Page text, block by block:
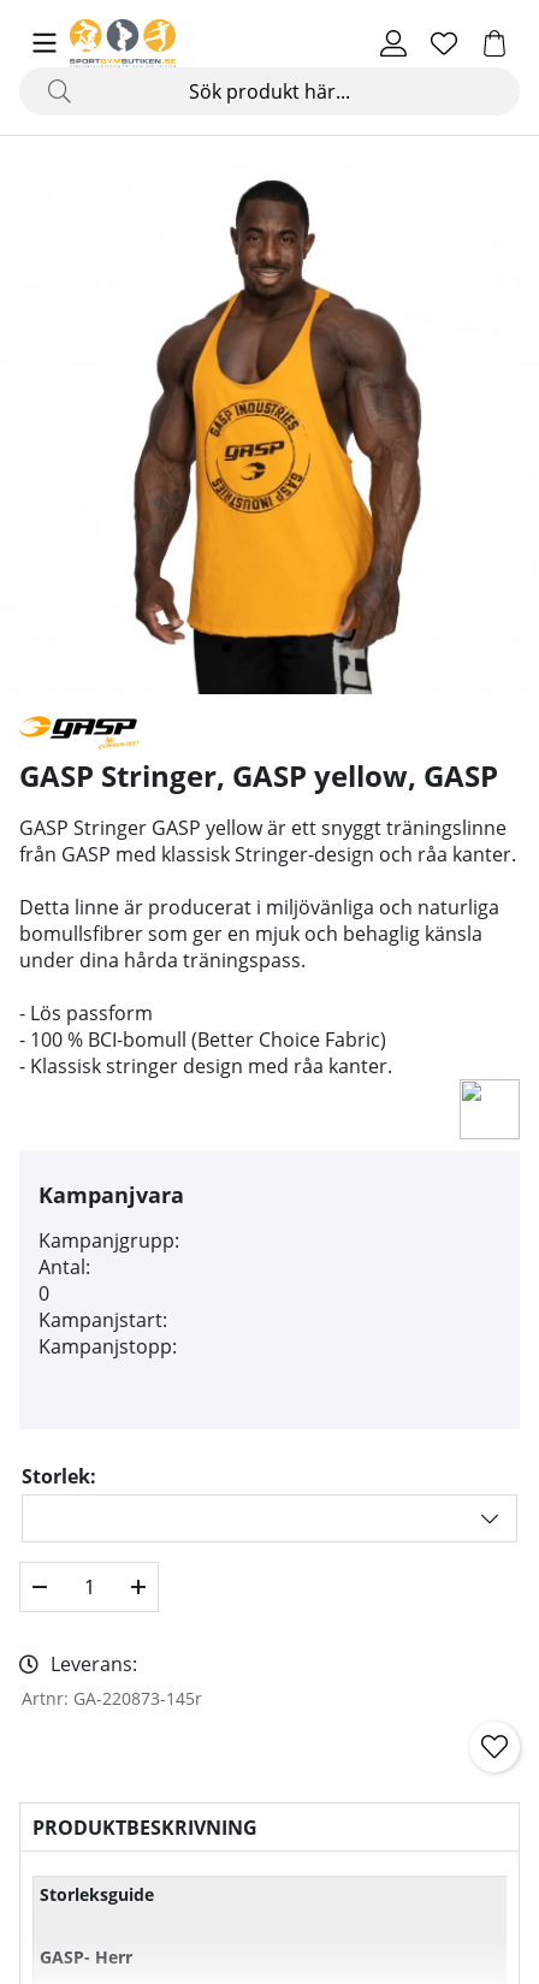
GASP Stringer, GASP yellow, GASP
GASP Stringer GASP yellow är ett snyggt träningslinne
från GASP med klassisk Stringer-design och råa kanter.
Detta linne är producerat i miljövänliga och naturliga
bomullsfibrer som ger en mjuk och behaglig känsla
under dina hårda träningspass.
- Lös passform
- 100 % BCI-bomull (Better Choice Fabric)
- Klassisk stringer design med råa kanter.
Kampanjvara
Kampanjgrupp:
Antal:
0
Kampanjstart:
Kampanjstopp:
Storlek:
Leverans:
Artnr: GA-220873-145r
PRODUKTBESKRIVNING
Storleksguide
GASP- Herr